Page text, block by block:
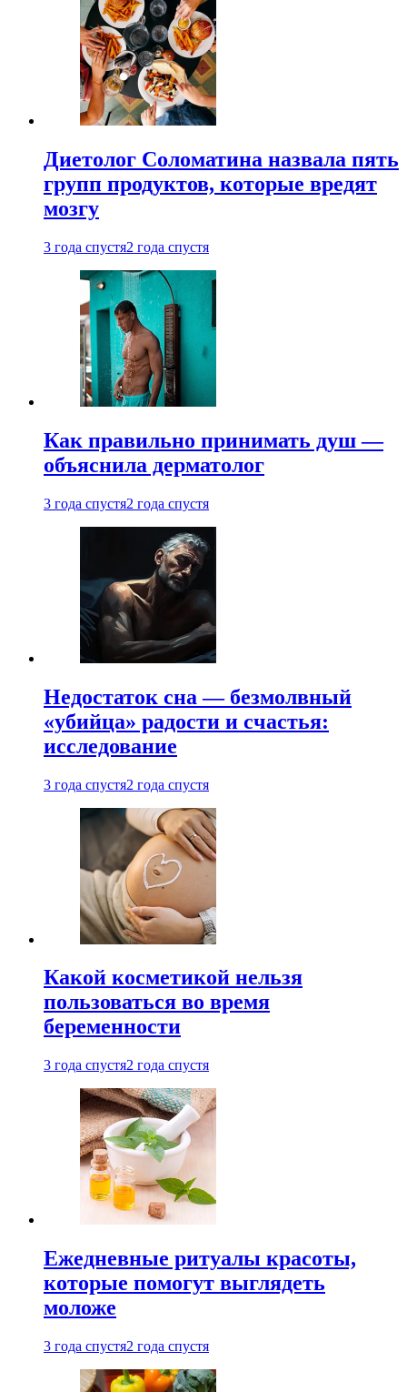
Диетолог Соломатина назвала пять
групп продуктов, которые вредят
мозгу
3 года спустя2 года спустя
Как правильно принимать душ —
объяснила дерматолог
3 года спустя2 года спустя
Недостаток сна — безмолвный
«убийца» радости и счастья:
исследование
3 года спустя2 года спустя
Какой косметикой нельзя
пользоваться во время
беременности
3 года спустя2 года спустя
Ежедневные ритуалы красоты,
которые помогут выглядеть
моложе
3 года спустя2 года спустя